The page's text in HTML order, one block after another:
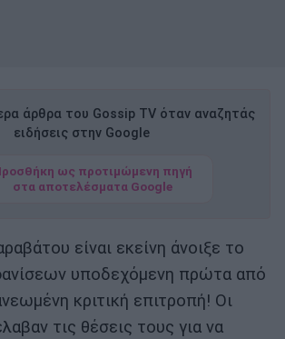
άρθρα του Gossip TV όταν αναζητάς
ειδήσεις στην Google
ως προτιμώμενη πηγή
στα αποτελέσματα Google
είναι εκείνη άνοιξε το
υποδεχόμενη πρώτα από
κριτική επιτροπή! Οι
τις θέσεις τους για να